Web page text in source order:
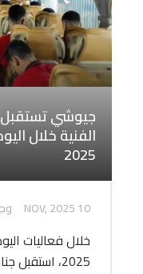
جيوشي تستقبل
2025
10 NOV, 2025
2025، استقبل جناح...